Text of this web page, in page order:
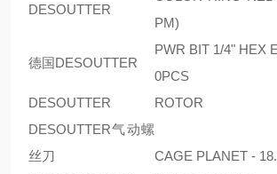
DESOUTTER
PM)
德国DESOUTTER
PWR BIT 1/4" HEX
0PCS
DESOUTTER
ROTOR
DESOUTTER气动螺
丝刀
CAGE PLANET -